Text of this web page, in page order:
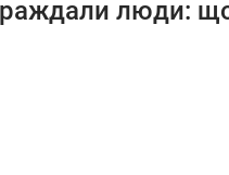
люди: